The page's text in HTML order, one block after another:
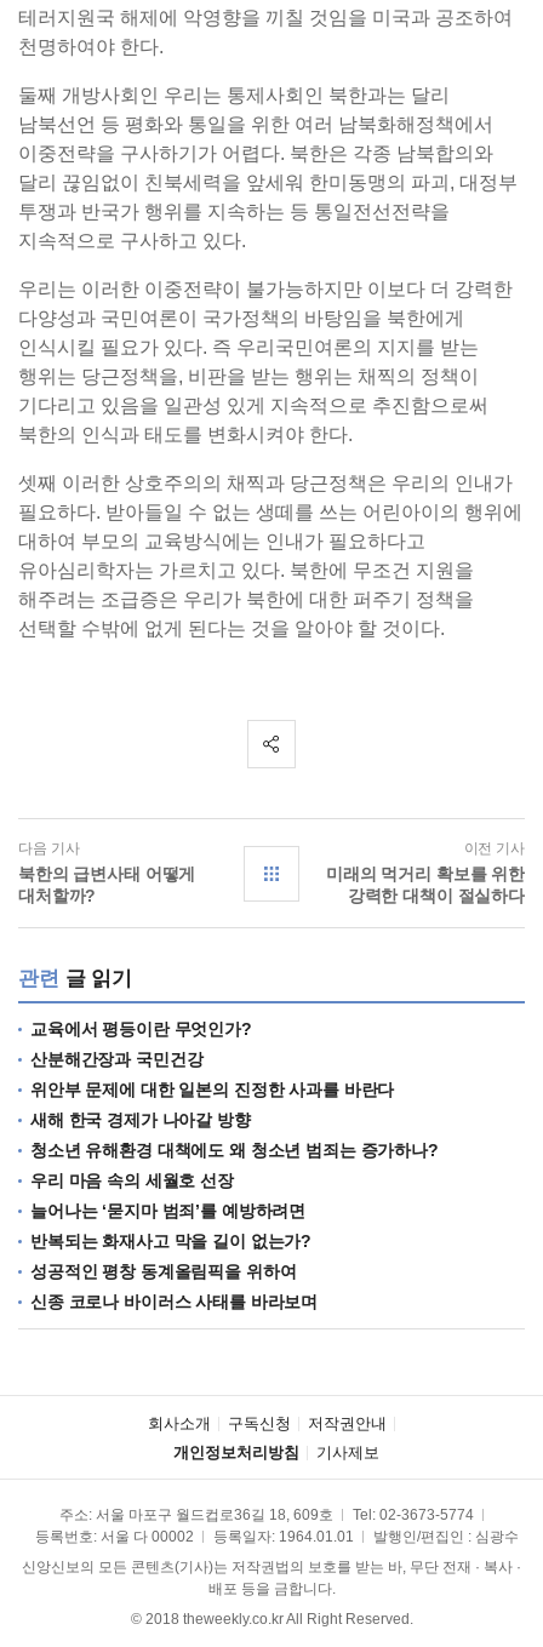
테러지원국 해제에 악영향을 끼칠 것임을 미국과 공조하여
천명하여야 한다.
둘째 개방사회인 우리는 통제사회인 북한과는 달리
남북선언 등 평화와 통일을 위한 여러 남북화해정책에서
이중전략을 구사하기가 어렵다. 북한은 각종 남북합의와
달리 끊임없이 친북세력을 앞세워 한미동맹의 파괴, 대정부
투쟁과 반국가 행위를 지속하는 등 통일전선전략을
지속적으로 구사하고 있다.
우리는 이러한 이중전략이 불가능하지만 이보다 더 강력한
다양성과 국민여론이 국가정책의 바탕임을 북한에게
인식시킬 필요가 있다. 즉 우리국민여론의 지지를 받는
행위는 당근정책을, 비판을 받는 행위는 채찍의 정책이
기다리고 있음을 일관성 있게 지속적으로 추진함으로써
북한의 인식과 태도를 변화시켜야 한다.
셋째 이러한 상호주의의 채찍과 당근정책은 우리의 인내가
필요하다. 받아들일 수 없는 생떼를 쓰는 어린아이의 행위에
대하여 부모의 교육방식에는 인내가 필요하다고
유아심리학자는 가르치고 있다. 북한에 무조건 지원을
해주려는 조급증은 우리가 북한에 대한 퍼주기 정책을
선택할 수밖에 없게 된다는 것을 알아야 할 것이다.
다음 기사
북한의 급변사태 어떻게
대처할까?
이전 기사
미래의 먹거리 확보를 위한
강력한 대책이 절실하다
관련 글 읽기
교육에서 평등이란 무엇인가?
산분해간장과 국민건강
위안부 문제에 대한 일본의 진정한 사과를 바란다
새해 한국 경제가 나아갈 방향
청소년 유해환경 대책에도 왜 청소년 범죄는 증가하나?
우리 마음 속의 세월호 선장
늘어나는 ‘묻지마 범죄’를 예방하려면
반복되는 화재사고 막을 길이 없는가?
성공적인 평창 동계올림픽을 위하여
신종 코로나 바이러스 사태를 바라보며
회사소개 구독신청
저작권안내
개인정보처리방침
기사제보
주소: 서울 마포구 월드컵로36길 18, 609호 Tel: 02-3673-5774
등록번호: 서울 다 00002
등록일자: 1964.01.01
발행인/편집인 : 심광수
신앙신보의 모든 콘텐츠(기사)는 저작권법의 보호를 받는 바, 무단 전재 · 복사 ·
배포 등을 금합니다.
© 2018 theweekly.co.kr All Right Reserved.